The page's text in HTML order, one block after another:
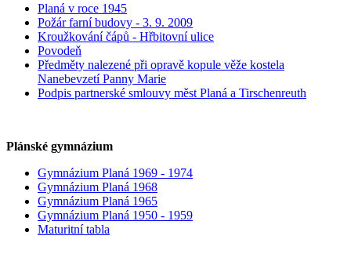
Planá v roce 1945
Požár farní budovy - 3. 9. 2009
Kroužkování čápů - Hřbitovní ulice
Povodeň
Předměty nalezené při opravě kopule věže kostela
Nanebevzetí Panny Marie
Podpis partnerské smlouvy měst Planá a Tirschenreuth
Plánské gymnázium
Gymnázium Planá 1969 - 1974
Gymnázium Planá 1968
Gymnázium Planá 1965
Gymnázium Planá 1950 - 1959
Maturitní tabla